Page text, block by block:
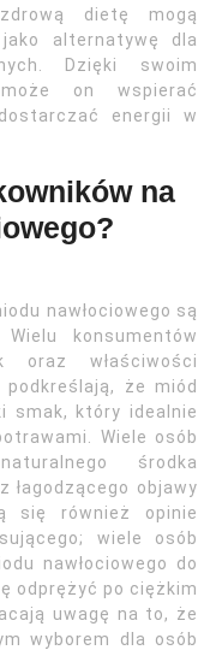
dietę mogą
alternatywę dla
Dzięki swoim
może on wspierać
energii w
na
nawłociowego są
konsumentów
oraz właściwości
że miód
smak, który idealnie
Wiele osób
środka
łagodzącego objawy
się również opinie
wiele osób
nawłociowego do
odprężyć po ciężkim
uwagę na to, że
wyborem dla osób